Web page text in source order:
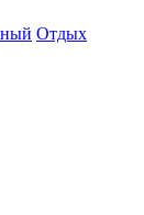
Отдых